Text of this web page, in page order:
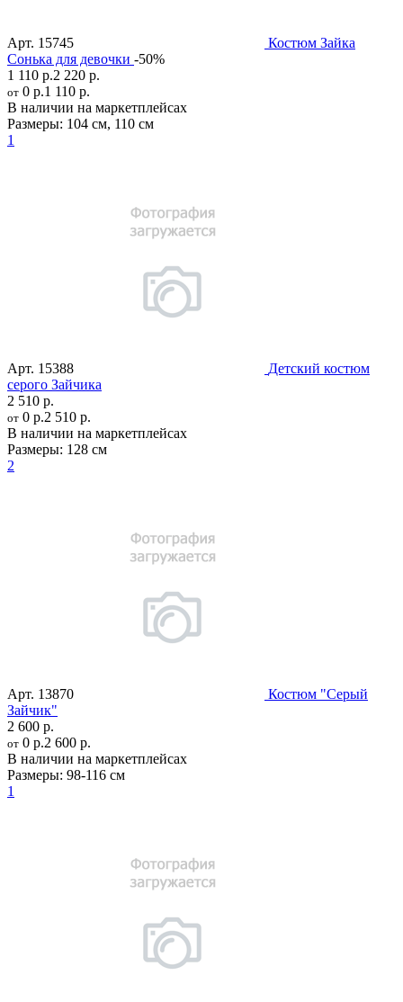
Арт. 15745
Костюм Зайка
Сонька для девочки -50%
1 110 р.2 220 р.
от 0 р.1 110 р.
В наличии на маркетплейсах
Размеры: 104 см, 110 см
1
Арт. 15388
Детский костюм
серого Зайчика
2 510 р.
от 0 р.2 510 р.
В наличии на маркетплейсах
Размеры: 128 см
2
Арт. 13870
Костюм "Серый
Зайчик"
2 600 р.
от 0 р.2 600 р.
В наличии на маркетплейсах
Размеры: 98-116 см
1